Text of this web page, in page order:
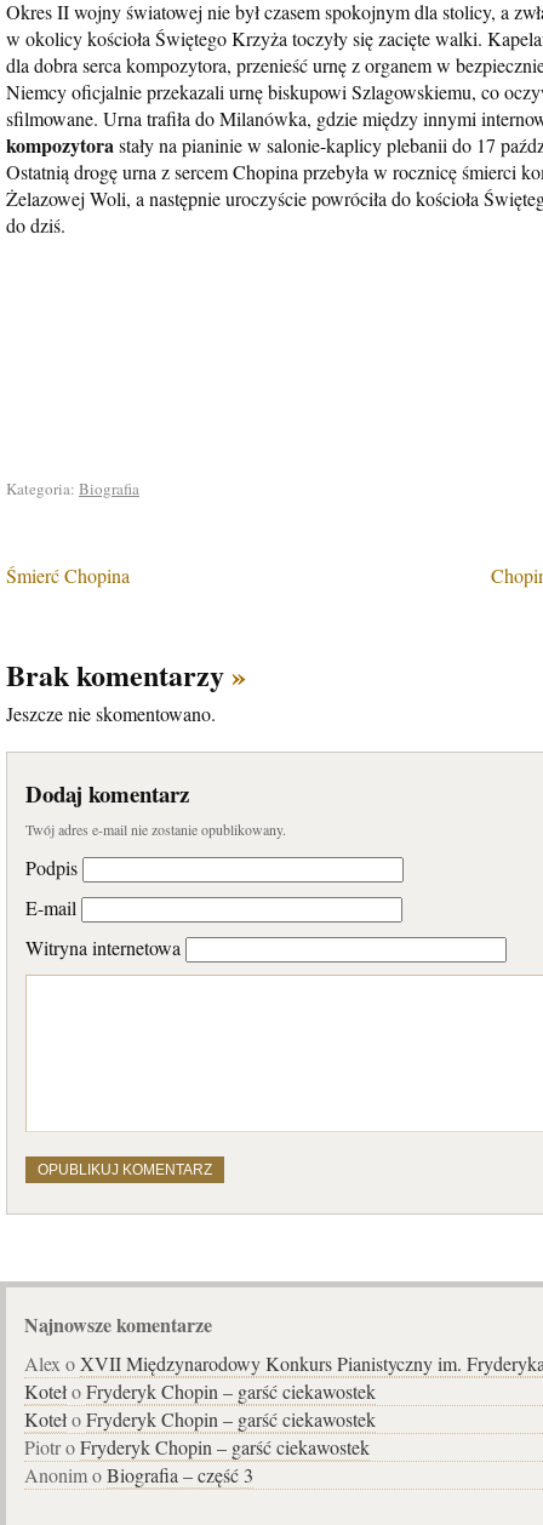
Okres II wojny światowej nie był czasem spokojnym dla stolicy, a
w okolicy kościoła Świętego Krzyża toczyły się zacięte walki.
dla dobra serca kompozytora, przenieść urnę z organem w
Niemcy oficjalnie przekazali urnę biskupowi Szlagowskiemu, co
sfilmowane. Urna trafiła do Milanówka, gdzie między innymi
kompozytorastały na pianinie w salonie-kaplicy plebanii do 17
Ostatnią drogę urna z sercem Chopina przebyła w rocznicę śmierci
Żelazowej Woli, a następnie uroczyście powróciła do kościoła
do dziś.
Kategoria: Biografia
Śmierć Chopina
Brak komentarzy»
Jeszcze nie skomentowano.
Dodaj komentarz
Twój adres e-mail nie zostanie opublikowany.
Podpis
E-mail
Witryna internetowa
Najnowsze komentarze
Alex oXVII Międzynarodowy Konkurs Pianistyczny im.
KotełoFryderyk Chopin – garść ciekawostek
KotełoFryderyk Chopin – garść ciekawostek
Piotr oFryderyk Chopin – garść ciekawostek
Anonim oBiografia – część 3